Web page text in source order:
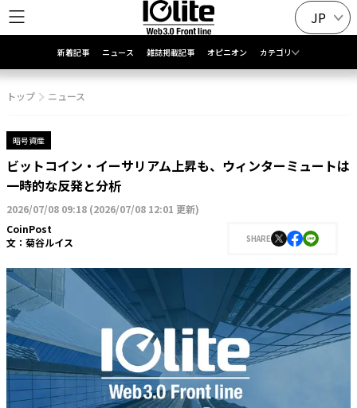
JP
新着記事 ニュース 雑誌掲載記事 オピニオン カテゴリ
トップ ニュース
暗号資産
ビットコイン・イーサリアム上昇も、ウィンターミュートは
一時的な反発と分析
2026/07/08 09:18 (2026/07/08 12:01 更新)
CoinPost
文： 菊谷ルイス SHARE